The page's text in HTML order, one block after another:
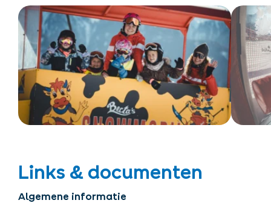
Links & documenten
Algemene informatie